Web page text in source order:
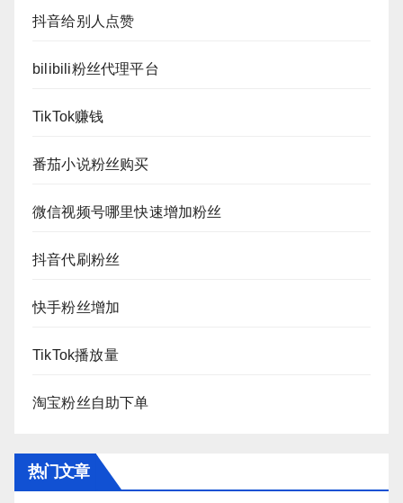
抖音给别人点赞
bilibili粉丝代理平台
TikTok赚钱
番茄小说粉丝购买
微信视频号哪里快速增加粉丝
抖音代刷粉丝
快手粉丝增加
TikTok播放量
淘宝粉丝自助下单
热门文章